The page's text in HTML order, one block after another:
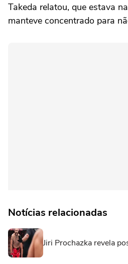
Takeda relatou, que estava
manteve concentrado para
Notícias relacionadas
Jiri Prochazka revela